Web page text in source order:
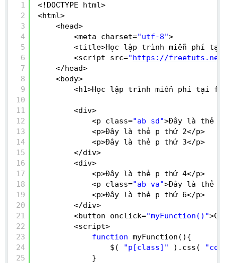
1
2
3
4
5
6
7
8
9
10
11
12
13
14
15
16
17
18
19
20
21
22
23
24
25
<!DOCTYPE html>
<html>
<head>
<meta charset="utf-8">
<title>Học lập trình miễn phí
<script src="https://
</head>
<body>
<h1>Học lập trình miễn phí tại
<div>
<p class="ab sd">Đây là thẻ
<p>Đây là thẻ p thứ 2</p>
<p>Đây là thẻ p thứ 3</p>
</div>
<div>
<p>Đây là thẻ p thứ 4</p>
<p class="ab va">Đây là thẻ p
<p>Đây là thẻ p thứ 6</p>
</div>
<button onclick="myFunction()"
<script>
function myFunction(){
$(
"p[class]" ).css(
}